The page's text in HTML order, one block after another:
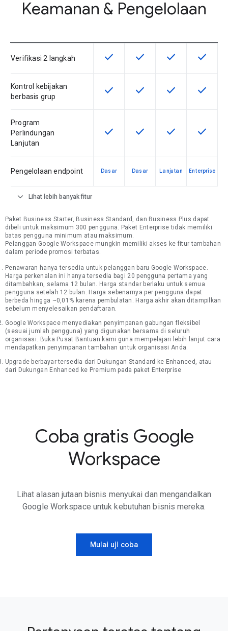
Keamanan & Pengelolaan
Verifikasi 2 langkah Fitur ini tersedia untuk SKU ini
check Fitur ini tersedia untuk
check Fitur ini tersedia
check Fitur ini
check
Kontrol kebijakan
berbasis grup
Fitur ini tersedia untuk SKU ini
check Fitur ini tersedia untuk
check Fitur ini tersedia
check Fitur ini
check
Program
Perlindungan
Lanjutan
Fitur ini tersedia untuk SKU ini
check Fitur ini tersedia untuk
check Fitur ini tersedia
check Fitur ini
check
Pengelolaan endpoint Dasar Dasar Lanjutan Enterprise
expand_more Lihat lebih banyak fitur
Paket Business Starter, Business Standard, dan Business Plus dapat
dibeli untuk maksimum 300 pengguna. Paket Enterprise tidak memiliki
batas pengguna minimum atau maksimum.
Pelanggan Google Workspace mungkin memiliki akses ke fitur tambahan
dalam periode promosi terbatas.
Penawaran hanya tersedia untuk pelanggan baru Google Workspace.
Harga perkenalan ini hanya tersedia bagi 20 pengguna pertama yang
ditambahkan, selama 12 bulan. Harga standar berlaku untuk semua
pengguna setelah 12 bulan. Harga sebenarnya per pengguna dapat
berbeda hingga ~0,01% karena pembulatan. Harga akhir akan ditampilkan
sebelum menyelesaikan pendaftaran.
Google Workspace menyediakan penyimpanan gabungan fleksibel
(sesuai jumlah pengguna) yang digunakan bersama di seluruh
organisasi. Buka Pusat Bantuan kami guna mempelajari lebih lanjut cara
mendapatkan penyimpanan tambahan untuk organisasi Anda.
Upgrade berbayar tersedia dari Dukungan Standard ke Enhanced, atau
dari Dukungan Enhanced ke Premium pada paket Enterprise
Coba gratis Google
Workspace
Lihat alasan jutaan bisnis menyukai dan mengandalkan
Google Workspace untuk kebutuhan bisnis mereka.
Mulai uji coba